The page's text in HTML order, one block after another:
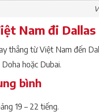
Nam đi Dallas
thẳng từ Việt Nam đến
hoặc Dubai.
bình
19 – 22 tiếng.